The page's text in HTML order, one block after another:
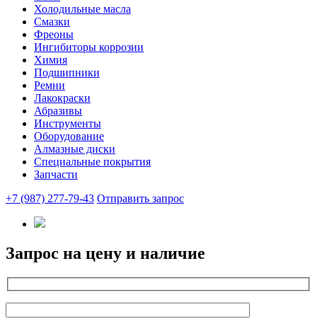
Холодильные масла
Смазки
Фреоны
Ингибиторы коррозии
Химия
Подшипники
Ремни
Лакокраски
Абразивы
Инструменты
Оборудование
Алмазные диски
Специальные покрытия
Запчасти
+7 (987) 277-79-43 Отправить запрос
Запрос на цену и наличие